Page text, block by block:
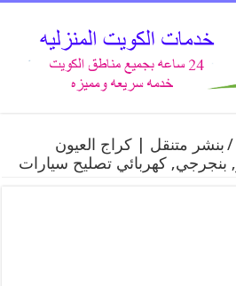
/بنشر متنقل | كراج العيون